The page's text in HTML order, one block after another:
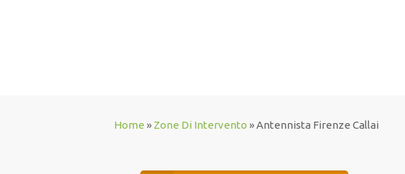
Home » Zone Di Intervento »Antennista Firenze Callai